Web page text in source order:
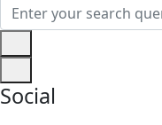
Social